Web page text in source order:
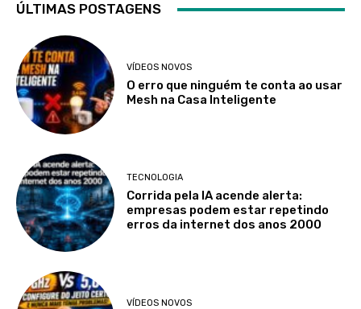
ÚLTIMAS POSTAGENS
VÍDEOS NOVOS
O erro que ninguém te conta ao usar
Mesh na Casa Inteligente
TECNOLOGIA
Corrida pela IA acende alerta:
empresas podem estar repetindo
erros da internet dos anos 2000
VÍDEOS NOVOS